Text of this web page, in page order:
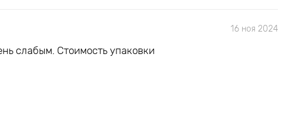
16 ноя 2024
слабым. Стоимость упаковки